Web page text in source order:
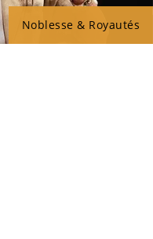
Noblesse & Royautés